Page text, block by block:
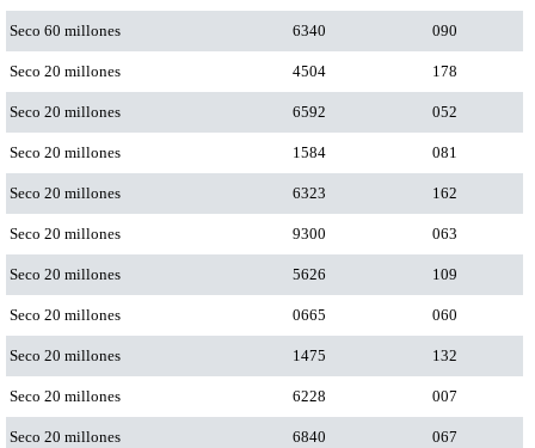
Seco 60 millones 6340 090
Seco 20 millones 4504 178
Seco 20 millones 6592 052
Seco 20 millones 1584 081
Seco 20 millones 6323 162
Seco 20 millones 9300 063
Seco 20 millones 5626 109
Seco 20 millones 0665 060
Seco 20 millones 1475 132
Seco 20 millones 6228 007
Seco 20 millones 6840 067